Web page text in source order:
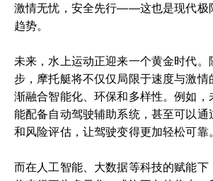
激情无忧，安全先行——这也是现代极
趋势。
未来，水上运动正迎来一个黄金时代。
步，摩托艇将不仅仅局限于速度与激情
渐融合智能化、环保和多样性。例如，
能配备自动驾驶辅助系统，甚至可以通
和风险评估，让驾驶变得更加轻松可靠
而在人工智能、大数据等科技的赋能下